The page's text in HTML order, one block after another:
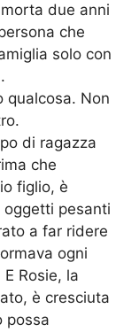
due anni
che
solo con
qualcosa. Non
di ragazza
che
figlio, è
pesanti
a far ridere
ogni
Rosie, la
è cresciuta
possa